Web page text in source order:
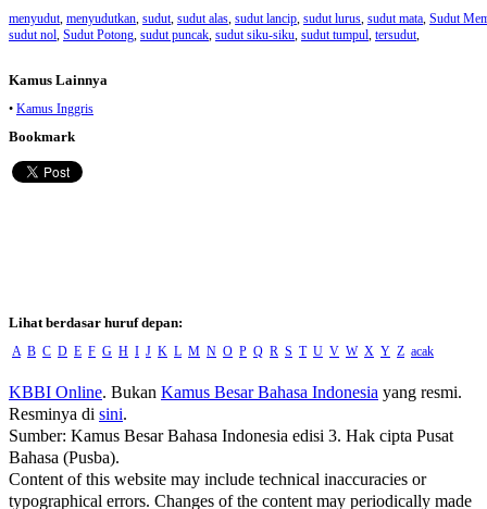
menyudut, menyudutkan, sudut, sudut alas, sudut lancip, sudut lurus, sudut mata, Sudut
sudut nol, Sudut Potong, sudut puncak, sudut siku-siku, sudut tumpul, tersudut,
Kamus Lainnya
• Kamus Inggris
Bookmark
Lihat berdasar huruf depan:
A B C D E F G H I J K L M N O P Q R S T U V W X Y Z acak
KBBI Online. Bukan Kamus Besar Bahasa Indonesia yang resmi.
Resminya di sini.
Sumber: Kamus Besar Bahasa Indonesia edisi 3. Hak cipta Pusat
Bahasa (Pusba).
Content of this website may include technical inaccuracies or
typographical errors. Changes of the content may periodically made